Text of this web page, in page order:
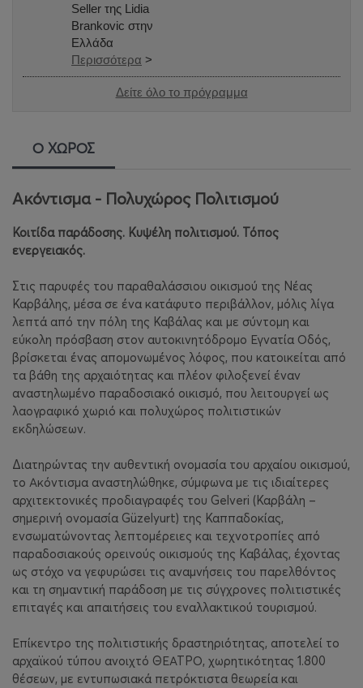
Seller της Lidia
Brankovic στην
Ελλάδα
Περισσότερα >
Δείτε όλο το πρόγραμμα
Ο ΧΩΡΟΣ
Ακόντισμα - Πολυχώρος Πολιτισμού
Κοιτίδα παράδοσης. Κυψέλη πολιτισμού. Τόπος
ενεργειακός.
Στις παρυφές του παραθαλάσσιου οικισμού της Νέας
Καρβάλης, μέσα σε ένα κατάφυτο περιβάλλον, μόλις λίγα
λεπτά από την πόλη της Καβάλας και με σύντομη και
εύκολη πρόσβαση στον αυτοκινητόδρομο Εγνατία Οδός,
βρίσκεται ένας απομονωμένος λόφος, που κατοικείται από
τα βάθη της αρχαιότητας και πλέον φιλοξενεί έναν
αναστηλωμένο παραδοσιακό οικισμό, που λειτουργεί ως
λαογραφικό χωριό και πολυχώρος πολιτιστικών
εκδηλώσεων.
Διατηρώντας την αυθεντική ονομασία του αρχαίου οικισμού,
το Ακόντισμα αναστηλώθηκε, σύμφωνα με τις ιδιαίτερες
αρχιτεκτονικές προδιαγραφές του Gelveri (Καρβάλη –
σημερινή ονομασία Güzelyurt) της Καππαδοκίας,
ενσωματώνοντας λεπτομέρειες και τεχνοτροπίες από
παραδοσιακούς ορεινούς οικισμούς της Καβάλας, έχοντας
ως στόχο να γεφυρώσει τις αναμνήσεις του παρελθόντος
και τη σημαντική παράδοση με τις σύγχρονες πολιτιστικές
επιταγές και απαιτήσεις του εναλλακτικού τουρισμού.
Επίκεντρο της πολιτιστικής δραστηριότητας, αποτελεί το
αρχαϊκού τύπου ανοιχτό ΘΕΑΤΡΟ, χωρητικότητας 1.800
θέσεων, με εντυπωσιακά πετρόκτιστα θεωρεία και